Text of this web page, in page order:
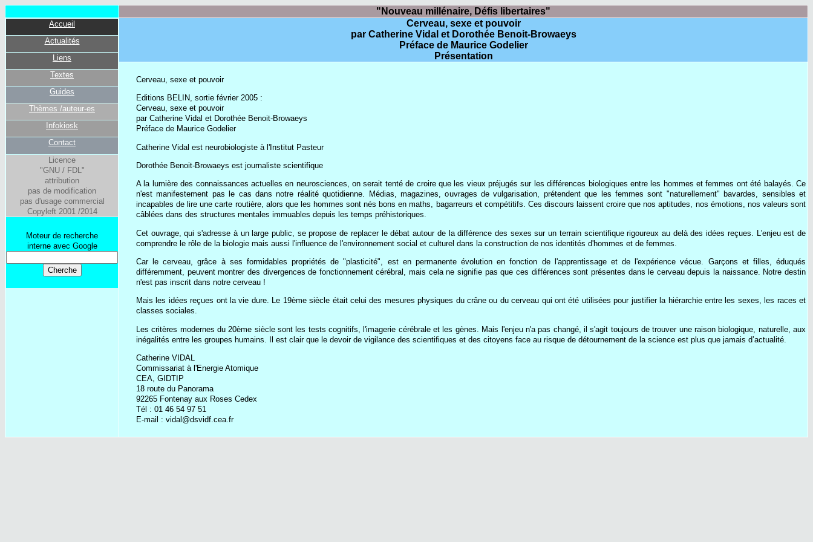
"Nouveau millénaire, Défis libertaires"
Accueil
Actualités
Liens
Textes
Guides
Thèmes /auteur-es
Infokiosk
Contact
Licence
"GNU / FDL"
attribution
pas de modification
pas d'usage commercial
Copyleft 2001 /2014
Moteur de recherche
interne avec Google
Cerveau, sexe et pouvoir
par Catherine Vidal et Dorothée Benoit-Browaeys
Préface de Maurice Godelier
Présentation
Cerveau, sexe et pouvoir
Editions BELIN, sortie février 2005 :
Cerveau, sexe et pouvoir
par Catherine Vidal et Dorothée Benoit-Browaeys
Préface de Maurice Godelier
Catherine Vidal est neurobiologiste à l'Institut Pasteur
Dorothée Benoit-Browaeys est journaliste scientifique
A la lumière des connaissances actuelles en neurosciences, on serait tenté de croire que les vieux préjugés sur les différences biologiques entre les hommes et femmes ont été balayés. Ce
n'est manifestement pas le cas dans notre réalité quotidienne. Médias, magazines, ouvrages de vulgarisation, prétendent que les femmes sont "naturellement" bavardes, sensibles et
incapables de lire une carte routière, alors que les hommes sont nés bons en maths, bagarreurs et compétitifs. Ces discours laissent croire que nos aptitudes, nos émotions, nos valeurs sont
câblées dans des structures mentales immuables depuis les temps préhistoriques.
Cet ouvrage, qui s'adresse à un large public, se propose de replacer le débat autour de la différence des sexes sur un terrain scientifique rigoureux au delà des idées reçues. L'enjeu est de
comprendre le rôle de la biologie mais aussi l'influence de l'environnement social et culturel dans la construction de nos identités d'hommes et de femmes.
Car le cerveau, grâce à ses formidables propriétés de "plasticité", est en permanente évolution en fonction de l'apprentissage et de l'expérience vécue. Garçons et filles, éduqués
différemment, peuvent montrer des divergences de fonctionnement cérébral, mais cela ne signifie pas que ces différences sont présentes dans le cerveau depuis la naissance. Notre destin
n'est pas inscrit dans notre cerveau !
Mais les idées reçues ont la vie dure. Le 19ème siècle était celui des mesures physiques du crâne ou du cerveau qui ont été utilisées pour justifier la hiérarchie entre les sexes, les races et
classes sociales.
Les critères modernes du 20ème siècle sont les tests cognitifs, l'imagerie cérébrale et les gènes. Mais l'enjeu n'a pas changé, il s'agit toujours de trouver une raison biologique, naturelle, aux
inégalités entre les groupes humains. Il est clair que le devoir de vigilance des scientifiques et des citoyens face au risque de détournement de la science est plus que jamais d’actualité.
Catherine VIDAL
Commissariat à l'Energie Atomique
CEA, GIDTIP
18 route du Panorama
92265 Fontenay aux Roses Cedex
Tél : 01 46 54 97 51
E-mail : vidal@dsvidf.cea.fr